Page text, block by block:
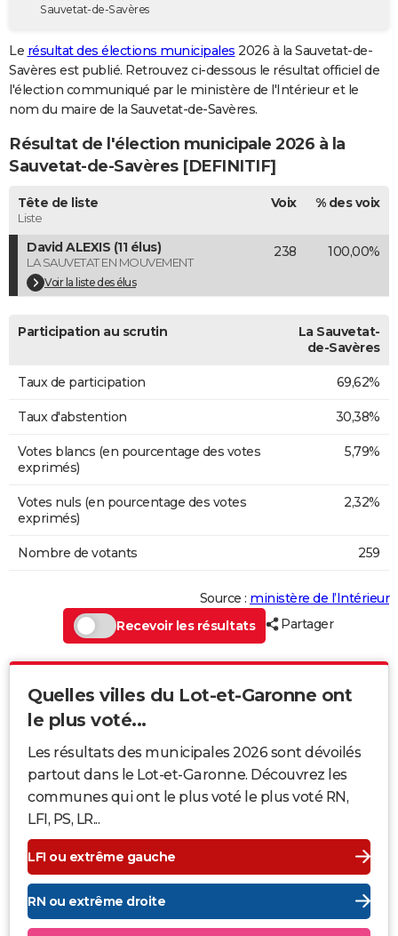
Destinations
City break
Voyage nature
Voyage de noces
Forum
GUIDES D'ACHAT
BONS PLANS
Carte de Noël
Carte Bonne année
Carte Saint-Valentin
Carte Pâques
Carte d'anniversaire
DICTIONNAIRE
Dictionnaire
Biographies
Citations
Expressions
Proverbes
PROGRAMME TV
COPAINS D'AVANT
S'inscrire
Se connecter
Lycées
Collèges
Primaires
Universités
Entreprises
Service militaire
Avis de recherche
AVIS DE DÉCÈS
Bricolage
Television
Sauvetat-de-Savères
Le résultat des élections municipales 2026 à la Sauvetat-de-
Savères est publié. Retrouvez ci-dessous le résultat officiel de
l'élection communiqué par le ministère de l'Intérieur et le
nom du maire de la Sauvetat-de-Savères.
Résultat de l'élection municipale 2026 à la
Sauvetat-de-Savères [DEFINITIF]
Tête de liste
Liste
Voix % des voix
David ALEXIS (11 élus)
LA SAUVETAT EN MOUVEMENT
Voir la liste des élus
238 100,00%
Participation au scrutin
La Sauvetat-
de-Savères
Taux de participation 69,62%
Taux d'abstention 30,38%
Votes blancs (en pourcentage des votes
exprimés)
5,79%
Votes nuls (en pourcentage des votes
exprimés)
2,32%
Nombre de votants 259
Source : ministère de l’Intérieur
Recevoir les résultats
Partager
Quelles villes du Lot-et-Garonne ont
le plus voté...
Les résultats des municipales 2026 sont dévoilés
partout dans le Lot-et-Garonne. Découvrez les
communes qui ont le plus voté le plus voté RN,
LFI, PS, LR...
LFI ou extrême gauche
RN ou extrême droite